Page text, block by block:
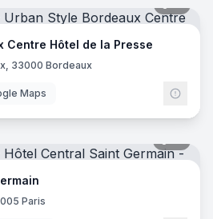
Centre Hôtel de la Presse
33000 Bordeaux
Maps
Paris